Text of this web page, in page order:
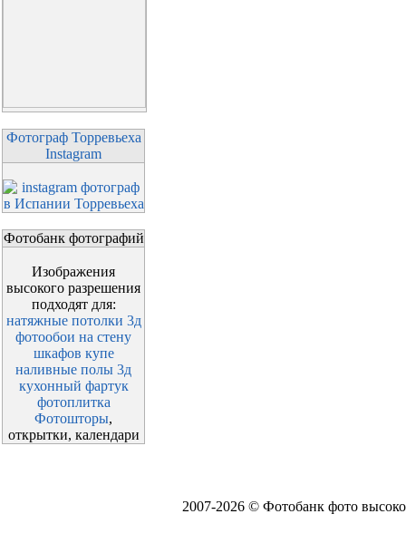
Фотограф Торревьеха
Instagram
Фотобанк фотографий
Изображения
высокого разрешения
подходят для:
натяжные потолки 3д
фотообои на стену
шкафов купе
наливные полы 3д
кухонный фартук
фотоплитка
Фотошторы,
открытки, календари
2007-2026 © Фотобанк фото